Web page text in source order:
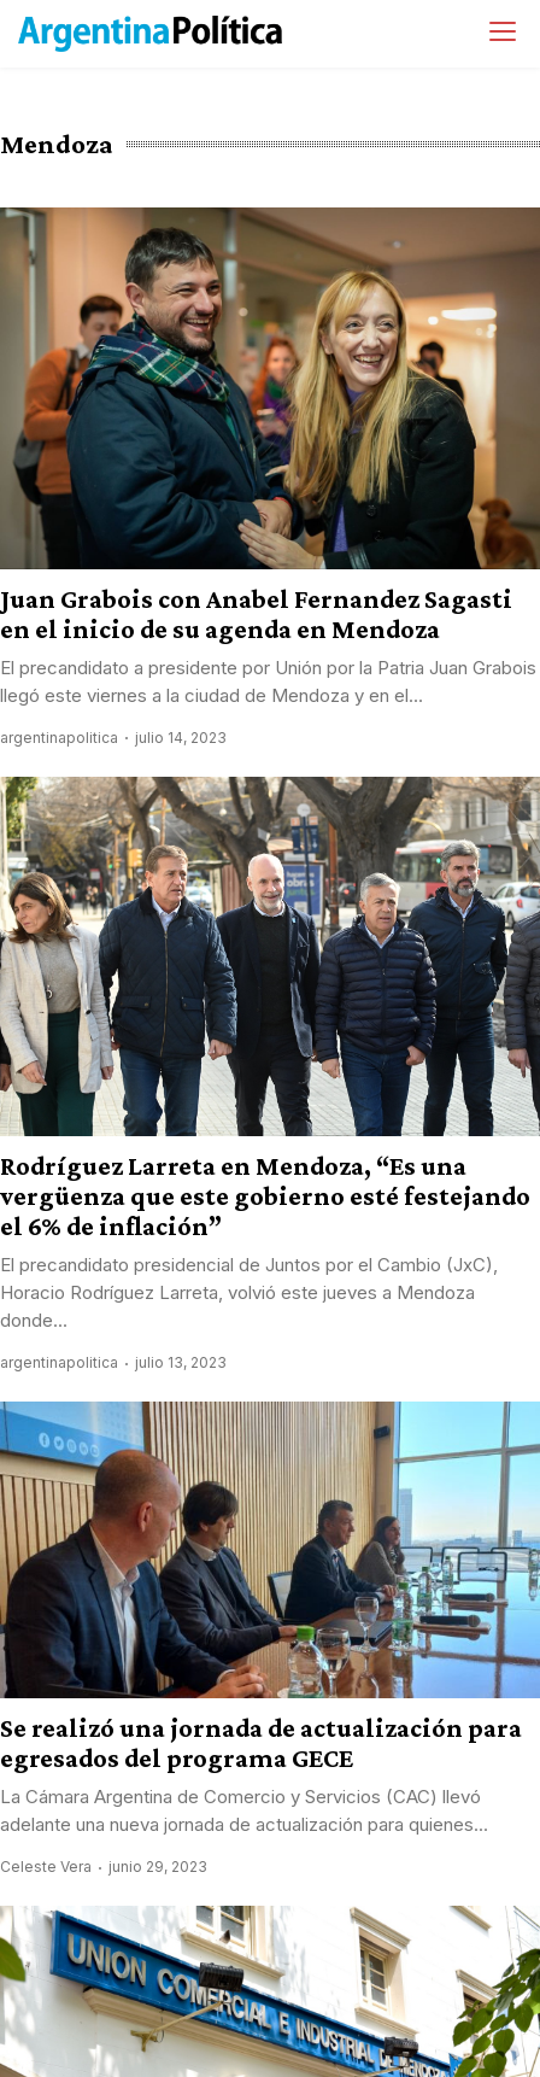
Mendoza
Juan Grabois con Anabel Fernandez Sagasti
en el inicio de su agenda en Mendoza
El precandidato a presidente por Unión por la Patria Juan Grabois
llegó este viernes a la ciudad de Mendoza y en el...
argentinapolitica julio 14, 2023
Rodríguez Larreta en Mendoza, “Es una
vergüenza que este gobierno esté festejando
el 6% de inflación”
El precandidato presidencial de Juntos por el Cambio (JxC),
Horacio Rodríguez Larreta, volvió este jueves a Mendoza
donde...
argentinapolitica julio 13, 2023
Se realizó una jornada de actualización para
egresados del programa GECE
La Cámara Argentina de Comercio y Servicios (CAC) llevó
adelante una nueva jornada de actualización para quienes...
Celeste Vera junio 29, 2023